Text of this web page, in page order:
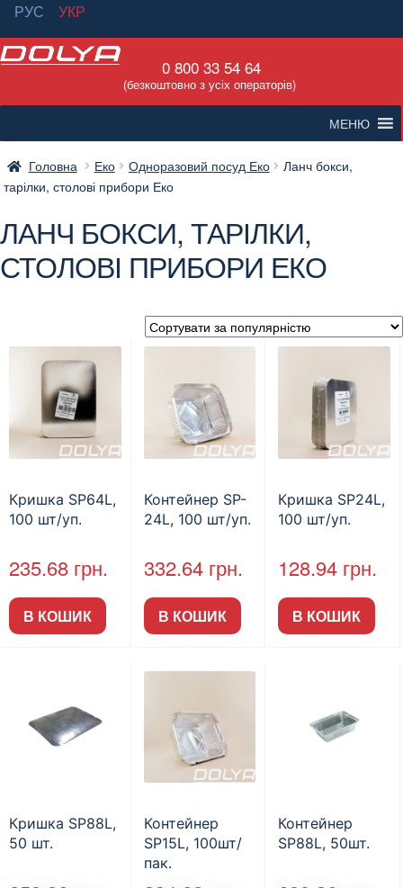
РУС
УКР
Перейти
навігації
Перейти
вмісту
0 800 33 54 64
(безкоштовно з усіх операторів)
МЕНЮ
Головна Еко Одноразовий посуд Еко
Ланч бокси,
тарілки, столові прибори Еко
ЛАНЧ БОКСИ, ТАРІЛКИ,
СТОЛОВІ ПРИБОРИ ЕКО
Кришка SP64L,
100 шт/уп.
235.68 грн.
В КОШИК
Контейнер SP-
24L, 100 шт/уп.
332.64 грн.
В КОШИК
Кришка SP24L,
100 шт/уп.
128.94 грн.
В КОШИК
Кришка SP88L,
50 шт.
Контейнер
SP15L, 100шт/
пак.
Контейнер
SP88L, 50шт.